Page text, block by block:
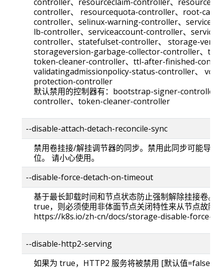
controller、 resourcequota-controller、root-ca-
controller、selinux-warning-controller、service-
lb-controller、serviceaccount-controller、
controller、statefulset-controller、 storage-
storageversion-garbage-collector-controller、
token-cleaner-controller、ttl-after-finished-
validatingadmissionpolicy-status-controller、
protection-controller
默认禁用的控制器有：bootstrap-signer-controller
controller、token-cleaner-controller
--disable-attach-detach-reconcile-sync
禁用卷挂接/解挂调节器的同步。禁用此同步可能导
位。 请小心使用。
--disable-force-detach-on-timeout
基于最长卸载时间和节点状态防止强制解除挂接卷。
true，则必须使用非体面节点关闭特性来从节点故障
https://k8s.io/zh-cn/docs/storage-disable-force-
--disable-http2-serving
如果为 true，HTTP2 服务将被禁用 [默认值=false]